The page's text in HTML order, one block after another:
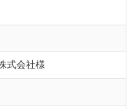
式会社様